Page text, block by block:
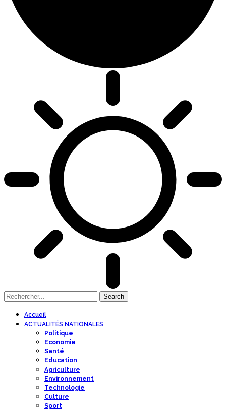
Accueil
ACTUALITÉS NATIONALES
Politique
Economie
Santé
Education
Agriculture
Environnement
Technologie
Culture
Sport